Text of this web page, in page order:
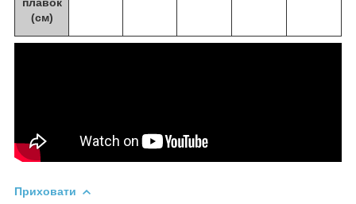
(см)
Приховати